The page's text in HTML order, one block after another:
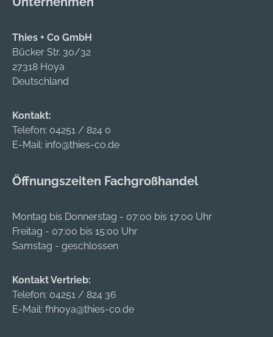
Stützverband • Mit
Verpackung Inhalt: •
1 Kompresse (14 x 23
cm) • 2 elastische
Binden (10 cm x 3 m)
Wound Care AB, P.O.
Box 1336, 171 26
Solna, SE,
om
Thies + Co GmbH
Bücker Str. 30/32
27318 Hoya
Deutschland
Kontakt:
Telefon: 04251 / 824 0
E-Mail: info@thies-co.de
Öffnungszeiten Fachgroßhandel
Montag bis Donnerstag - 07:00 bis 17:00 Uhr
Freitag - 07:00 bis 15:00 Uhr
Samstag - geschlossen
Kontakt Vertrieb:
Telefon: 04251 / 824 36
E-Mail: fhhoya@thies-co.de